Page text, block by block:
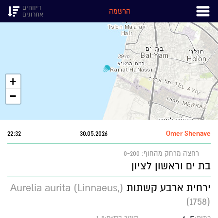
הרשמה
דיווחים
אחרונים
+
−
Omer Shenave
30.05.2026
22:32
רחצה מרחק מהחוף: 0-200
בת ים וראשון לציון
ירחית ארבע קשתות
(Aurelia aurita (Linnaeus,
1758))